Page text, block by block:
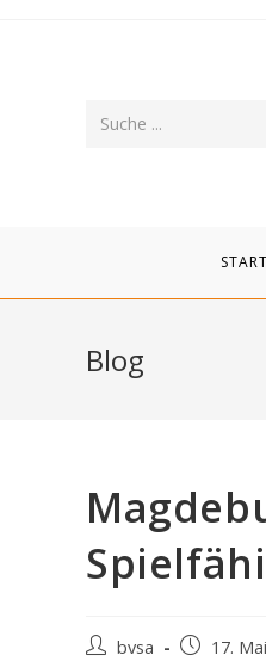
Suche ...
Blog
Beitrags-
bvsa
Beitrag
17.